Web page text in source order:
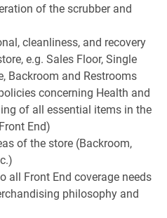
of the scrubber and
cleanliness, and recovery
e.g. Sales Floor, Single
Backroom and Restrooms
concerning Health and
of all essential items in the
End)
of the store (Backroom,
all Front End coverage needs
philosophy and